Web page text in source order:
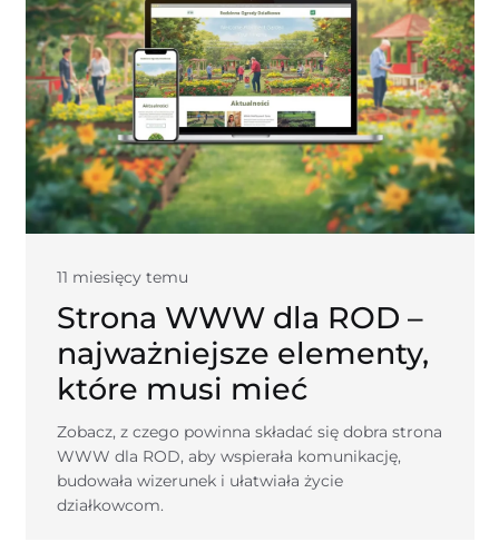
11 miesięcy temu
Strona WWW dla ROD –
najważniejsze elementy,
które musi mieć
Zobacz, z czego powinna składać się dobra strona
WWW dla ROD, aby wspierała komunikację,
budowała wizerunek i ułatwiała życie
działkowcom.